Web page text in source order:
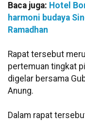
Baca juga: Hotel
harmoni budaya
Ramadhan
Rapat tersebut
pertemuan tingkat
digelar bersama
Anung.
Dalam rapat